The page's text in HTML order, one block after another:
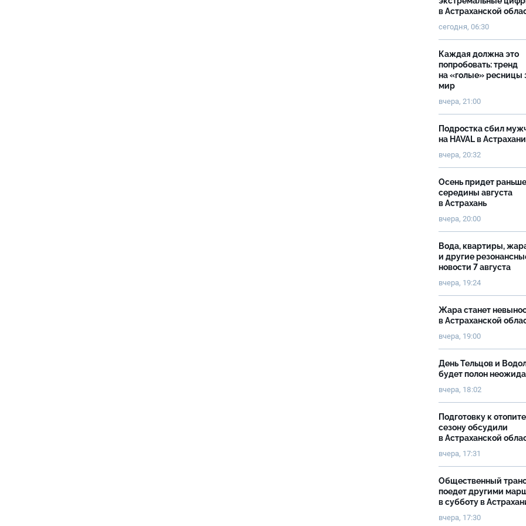
в Астраханской
сегодня, 06:30
Каждая должна это
попробовать: тренд
на «голые» ресницы
мир
вчера, 21:00
Подростка сбил
на HAVAL в Астрахани
вчера, 20:32
Осень придет раньше
середины августа
в Астрахань
вчера, 20:00
Вода, квартиры,
и другие
новости 7 августа
вчера, 19:24
Жара станет
в Астраханской
вчера, 19:00
День Тельцов и
будет полон
вчера, 18:02
Подготовку к
сезону обсудили
в Астраханской
вчера, 17:31
Общественный
поедет другими
в субботу в
вчера, 17:30